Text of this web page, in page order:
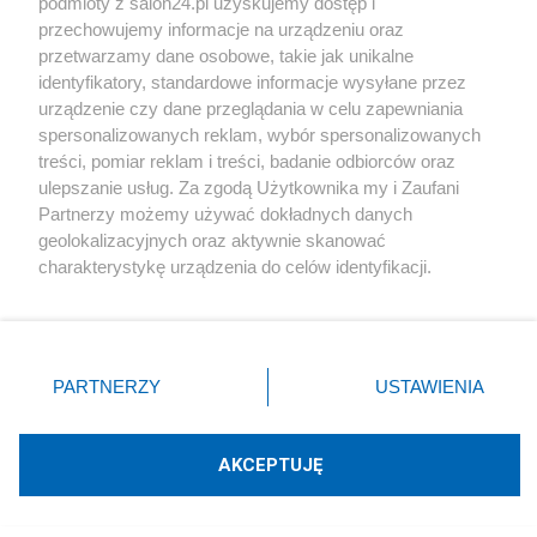
Redakcja
#PiS
PiS odkrywa karty. Demografia,
Redakcja 197
Rozłam, który może zamienić się w sojusz. Terlecki
przechowujemy informacje na urządzeniu oraz
przetwarzamy dane osobowe, takie jak unikalne
identyfikatory, standardowe informacje wysyłane przez
urządzenie czy dane przeglądania w celu zapewniania
spersonalizowanych reklam, wybór spersonalizowanych
treści, pomiar reklam i treści, badanie odbiorców oraz
ulepszanie usług. Za zgodą Użytkownika my i Zaufani
Partnerzy możemy używać dokładnych danych
geolokalizacyjnych oraz aktywnie skanować
charakterystykę urządzenia do celów identyfikacji.
zmienić/wycofać klikając przycisk ustawień prywatności
znajdujący się w lewym dolnym rogu strony
rodzaje przetwarzania danych nie wymagają zgody
użytkownika, ale masz prawo sprzeciwić się takiemu
PARTNERZY USTAWIENIA
AKCEPTUJĘ